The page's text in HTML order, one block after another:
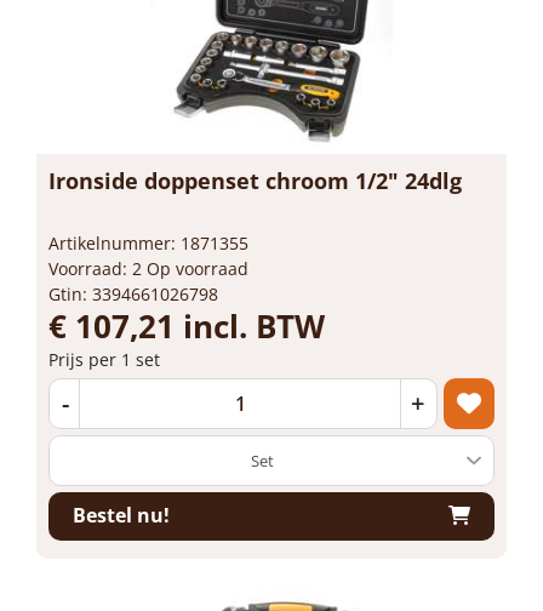
Ironside doppenset chroom 1/2" 24dlg
Artikelnummer: 1871355
Voorraad: 2 Op voorraad
Gtin: 3394661026798
€ 107,21 incl. BTW
Prijs per 1 set
- +
Bestel nu!